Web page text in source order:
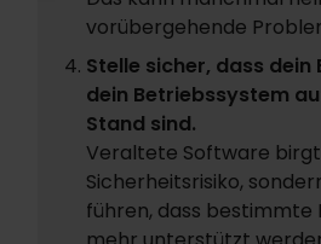
vorübergehende
Stelle sicher, dass dein
dein Betriebssystem
Stand sind.
Veraltete Software
Sicherheitsrisiko,
führen, dass bestimmte